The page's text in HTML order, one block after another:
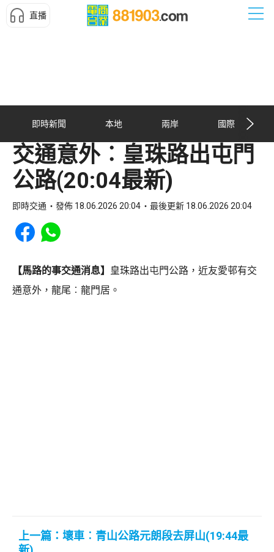
直播
即時新聞 本地 兩岸 國際
交通意外︰皇珠路出屯門
公路(20:04最新)
即時交通 發佈 18.06.2026 20:04 最後更新 18.06.2026 20:04
Share to Facebook
Share to WhatsApp
【馬路的事交通消息】
皇珠路出屯門公路，近友愛邨有交
通意外，龍尾︰龍門居。
上一篇：壞車︰青山公路元朗段去屏山(19:44最